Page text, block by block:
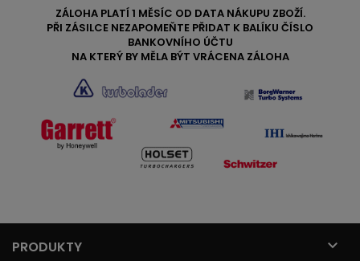
ZÁLOHA PLATÍ 1 MĚSÍC OD DATA NÁKUPU ZBOŽÍ.
PŘI ZÁSILCE NEZAPOMEŇTE PŘIDAT K BALÍKU ČÍSLO
BANKOVNÍHO ÚČTU
NA KTERÝ BY MĚLA BÝT VRÁCENA ZÁLOHA
PRODUKTY 